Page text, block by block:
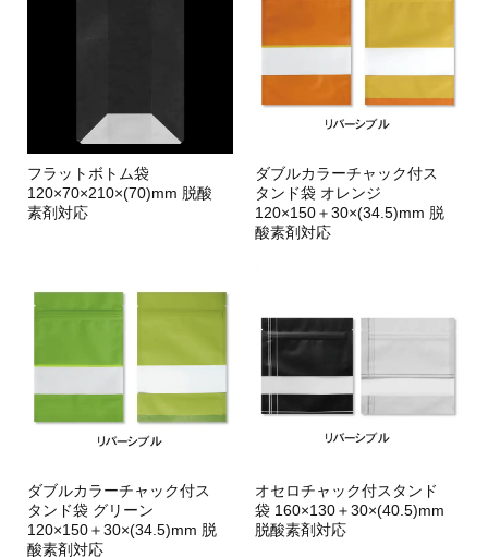
フラットボトム袋
120×70×210×(70)mm 脱酸
素剤対応
ダブルカラーチャック付ス
タンド袋 オレンジ
120×150＋30×(34.5)mm 脱
酸素剤対応
ダブルカラーチャック付ス
タンド袋 グリーン
120×150＋30×(34.5)mm 脱
酸素剤対応
オセロチャック付スタンド
袋 160×130＋30×(40.5)mm
脱酸素剤対応